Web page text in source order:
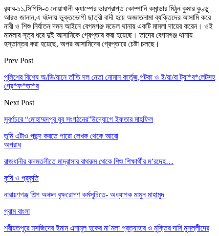
র‍্যাব-১১,সিপিসি-৩ নোয়াখালী ক্যাম্পের ভারপ্রাপ্ত কোম্পানি কমান্ডার মিঠুন কুমার কুণ্ডু
আরও জানান,এ ঘটনায় ভুক্তভোগী ছাত্রী বাদী হয়ে অজ্ঞাতনামা ব্যক্তিদের আসামি করে
নারী ও শিশু নির্যাতন দমন আইনে বেগমগঞ্জ মডেল থানায় একটি মামলা দায়ের করেন। ওই
মামলার সূত্র ধরে দুই আসামিকে গ্রেপ্তার করা হয়েছে। তাদের বেগমগঞ্জ থানায়
হস্তান্তর করা হয়েছে, অপর আসামিদের গ্রেপ্তারে চেষ্টা চলছে।
Prev Post
পুলিশের বিশেষ অ/ভি/যানে তাঁতি দল নেতা নোমান কার্তুজ,পটকা ও ই/য়া/বা ট্যা*ব*লেটসহ
গ্রে*ফ*তা*র
Next Post
সুবর্ণচরে “মোহাম্মদপুর যুব সংগঠনের”উদ্যোগে ইফতার মাহফিল
তুমি এটাও পছন্দ করতে পারো লেখক থেকে আরো
অপরাধ
রাজধানীর কদমতলীতে মাদ্রাসার বাথরুম থেকে শিশু শিক্ষার্থীর ম’রদেহ…
কৃষি ও প্রকৃতি
নারায়ণগঞ্জ শিল্প অঞ্চল বৃক্ষরোপণ কর্মসূচিতে- অধ্যাপক মামুন মাহামুদ
গ্রাম বাংলা
শরীয়তপুরে মসজিদের ইমাম এনামুল হকের মা’মলা প্রত্যাহার ও মুক্তির দাবি মুসল্লীদের